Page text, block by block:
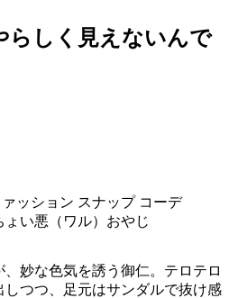
らしく見えないんで
妙な色気を誘う御仁。テロテロ
つつ、足元はサンダルで抜け感